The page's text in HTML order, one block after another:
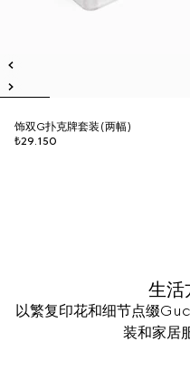
饰双G扑克牌套装(两幅)
₺29.150
生活
以繁复印花和细节点缀
装和家居